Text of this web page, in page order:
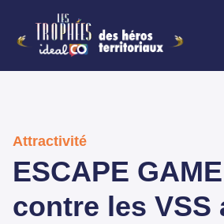
Attractivité
ESCAPE
contre les VSS